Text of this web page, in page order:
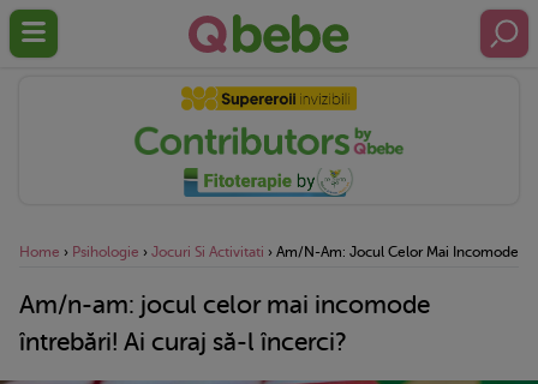
Home › Psihologie › Jocuri Si Activitati › Am/n-Am: Jocul Celor Mai Incomode
Am/n-am: jocul celor mai incomode
întrebări! Ai curaj să-l încerci?